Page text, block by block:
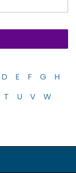
D E F G
H
T U V
W